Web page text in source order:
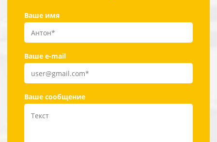
Ваше имя
Ваше e-mail
Ваше сообщение